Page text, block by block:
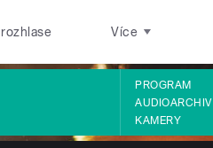
Více
PROGRAM
AUDIOARCHIV
KAMERY